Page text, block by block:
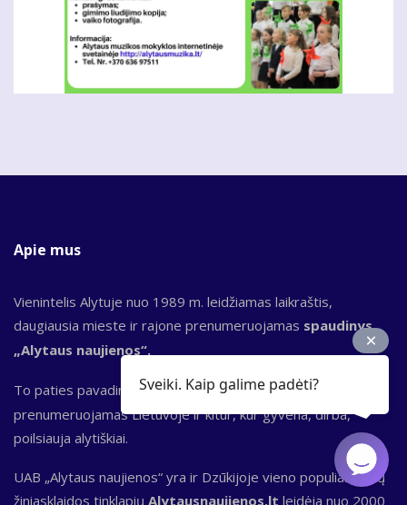
Apie mus
Vienintelis Alytuje nuo 1989 m. leidžiamas laikraštis,
daugiausia mieste ir rajone prenumeruojamas spaudinys
„Alytaus naujienos“.
To paties pavadinimo bendrovė leidžia ir el. laikraštį,
prenumeruojamas Lietuvoje ir kitur, kur gyvena, dirba,
poilsiauja alytiškiai.
UAB „Alytaus naujienos“ yra ir Dzūkijoje vieno populiariausių
žiniasklaidos tinklapių Alytausnaujienos.lt leidėja nuo 2000
Sveiki. Kaip galime padėti?